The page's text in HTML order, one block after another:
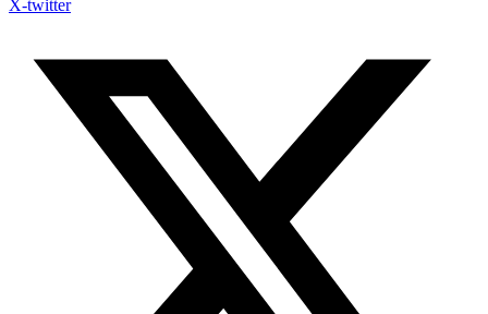
X-twitter